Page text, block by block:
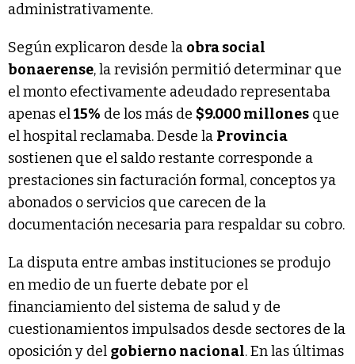
administrativamente.
Según explicaron desde la obra social
bonaerense, la revisión permitió determinar que
el monto efectivamente adeudado representaba
apenas el15% de los más de $9.000 millones que
el hospital reclamaba. Desde la Provincia
sostienen que el saldo restante corresponde a
prestaciones sin facturación formal, conceptos ya
abonados o servicios que carecen de la
documentación necesaria para respaldar su cobro.
La disputa entre ambas instituciones se produjo
en medio de un fuerte debate por el
financiamiento del sistema de salud y de
cuestionamientos impulsados desde sectores de la
oposición y del gobierno nacional. En las últimas